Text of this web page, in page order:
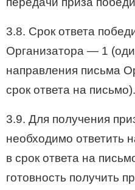
3.8. Срок ответа
Организатора — 1
направления письма
срок ответа на письмо).
3.9. Для получения
необходимо ответить
в срок ответа на
готовность получить